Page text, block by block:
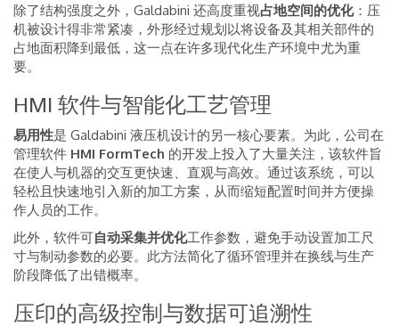
除了结构强度之外，Galdabini 还高度重视占地空间的优化：压
机被设计得非常紧凑，外形经过规划以将设备及其相关部件的
占地面积降到最低，这一点在许多现代化生产环境中尤为重
要。
HMI 软件与智能化工艺管理
易用性是 Galdabini 液压机设计的另一核心要素。为此，公司在
管理软件 HMI FormTech 的开发上投入了大量关注，该软件旨
在使人与机器的交互更快速、直观与高效。通过该系统，可以
轻松且快速地引入新的加工方案，从而缩短配置时间并方便操
作人员的工作。
此外，软件可自动采集并优化工作参数，避免手动设置加工尺
寸与制动参数的必要。此方法简化了循环管理并在换线与生产
阶段降低了出错概率。
压印的高级控制与数据可追溯性